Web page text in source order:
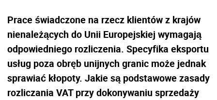
Prace świadczone na rzecz klientów z krajów
nienależących do Unii Europejskiej wymagają
odpowiedniego rozliczenia. Specyfika eksportu
usług poza obręb unijnych granic może jednak
sprawiać kłopoty. Jakie są podstawowe zasady
rozliczania VAT przy dokonywaniu sprzedaży